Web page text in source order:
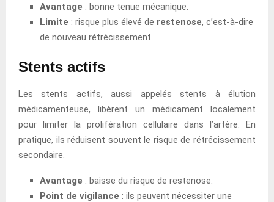
Avantage : bonne tenue mécanique.
Limite : risque plus élevé de restenose, c’est-à-dire
de nouveau rétrécissement.
Stents actifs
Les stents actifs, aussi appelés stents à élution
médicamenteuse, libèrent un médicament localement
pour limiter la prolifération cellulaire dans l’artère. En
pratique, ils réduisent souvent le risque de rétrécissement
secondaire.
Avantage : baisse du risque de restenose.
Point de vigilance : ils peuvent nécessiter une